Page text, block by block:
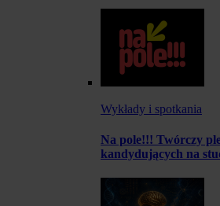
Wykłady i spotkania
Na pole!!! Twórczy
kandydujących na